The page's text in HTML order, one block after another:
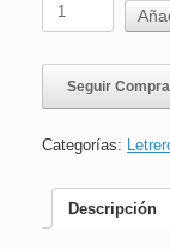
Sobremesa
|
Paso
a
Paso
Trabajo
Seguir
Categorías:
Descripción